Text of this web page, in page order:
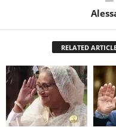
RELATED